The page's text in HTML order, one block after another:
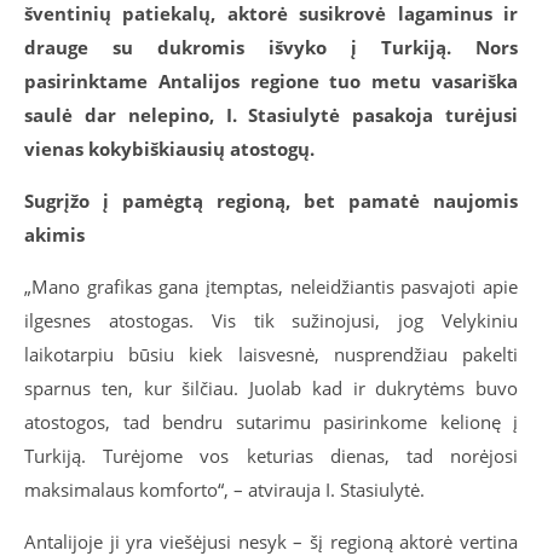
šventinių patiekalų, aktorė susikrovė lagaminus ir
drauge su dukromis išvyko į Turkiją. Nors
pasirinktame Antalijos regione tuo metu vasariška
saulė dar nelepino, I. Stasiulytė pasakoja turėjusi
vienas kokybiškiausių atostogų.
Sugrįžo į pamėgtą regioną, bet pamatė naujomis
akimis
„Mano grafikas gana įtemptas, neleidžiantis pasvajoti apie
ilgesnes atostogas. Vis tik sužinojusi, jog Velykiniu
laikotarpiu būsiu kiek laisvesnė, nusprendžiau pakelti
sparnus ten, kur šilčiau. Juolab kad ir dukrytėms buvo
atostogos, tad bendru sutarimu pasirinkome kelionę į
Turkiją. Turėjome vos keturias dienas, tad norėjosi
maksimalaus komforto“, – atvirauja I. Stasiulytė.
Antalijoje ji yra viešėjusi nesyk – šį regioną aktorė vertina